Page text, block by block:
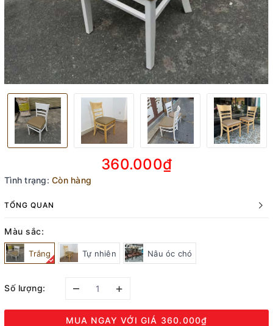
360.000₫
Tình trạng: Còn hàng
TỔNG QUAN
Màu sắc:
Trắng Tự nhiên Nâu óc chó
Số lượng: – +
MUA NGAY VỚI GIÁ 360.000₫